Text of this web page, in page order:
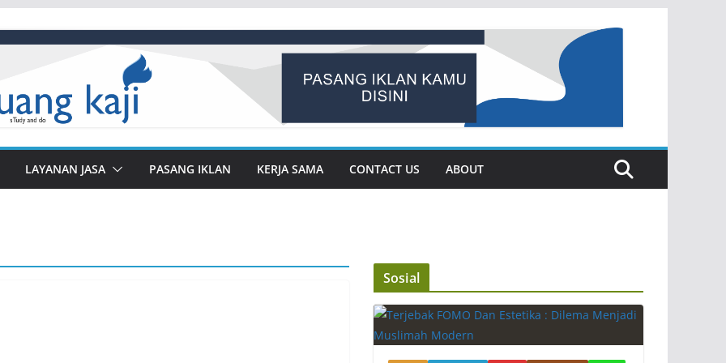
LAYANAN JASA PASANG IKLAN KERJA SAMA CONTACT US ABOUT
Sosial